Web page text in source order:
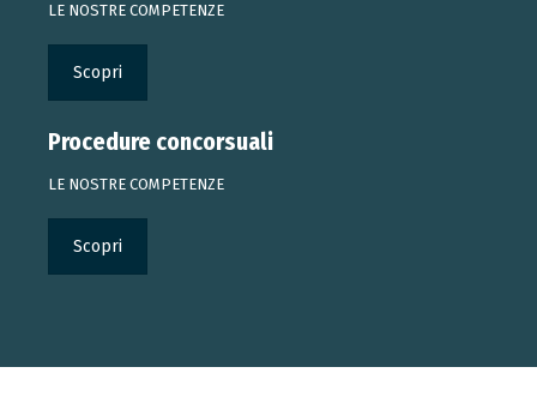
LE NOSTRE COMPETENZE
Scopri
Procedure concorsuali
LE NOSTRE COMPETENZE
Scopri